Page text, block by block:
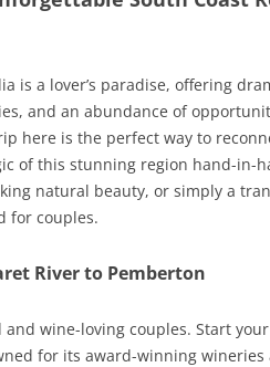
is a lover’s paradise, offering
and an abundance of
here is the perfect way to
of this stunning region hand-in-
natural beauty, or simply a
for couples.
River to Pemberton
wine-loving couples. Start
for its award-winning